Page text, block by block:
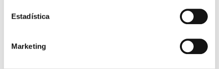
Estadística
Marketing